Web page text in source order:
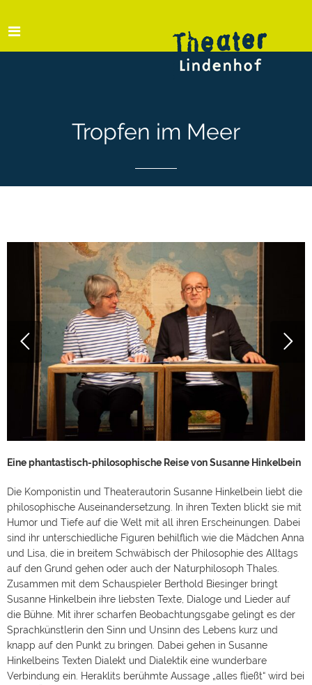
Tropfen im Meer
Eine phantastisch-philosophische Reise von Susanne Hinkelbein
Die Komponistin und Theaterautorin Susanne Hinkelbein liebt die
philosophische Auseinandersetzung. In ihren Texten blickt sie mit
Humor und Tiefe auf die Welt mit all ihren Erscheinungen. Dabei
sind ihr unterschiedliche Figuren behilflich wie die Mädchen Anna
und Lisa, die in breitem Schwäbisch der Philosophie des Alltags
auf den Grund gehen oder auch der Naturphilosoph Thales.
Zusammen mit dem Schauspieler Berthold Biesinger bringt
Susanne Hinkelbein ihre liebsten Texte, Dialoge und Lieder auf
die Bühne. Mit ihrer scharfen Beobachtungsgabe gelingt es der
Sprachkünstlerin den Sinn und Unsinn des Lebens kurz und
knapp auf den Punkt zu bringen. Dabei gehen in Susanne
Hinkelbeins Texten Dialekt und Dialektik eine wunderbare
Verbindung ein. Heraklits berühmte Aussage „alles fließt“ wird bei